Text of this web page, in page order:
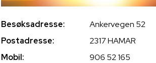
Besøksadresse:
Ankervegen 52
Postadresse:
2317 HAMAR
Mobil:
906 52 165